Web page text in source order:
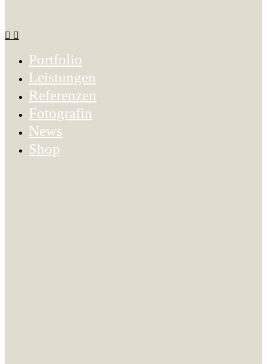
Portfolio
Leistungen
Referenzen
Fotografin
News
Shop